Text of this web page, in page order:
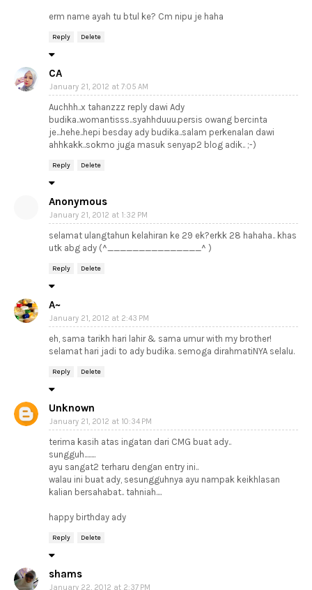
erm name ayah tu btul ke? Cm nipu je haha
Reply Delete
CA
January 21, 2012 at 7:05 AM
Auchhh..x tahanzzz reply dawi Ady
budika..womantisss..syahhduuu.persis owang bercinta
je...hehe..hepi besday ady budika..salam perkenalan dawi
ahhkakk..sokmo juga masuk senyap2 blog adik.. ;-)
Reply Delete
Anonymous
January 21, 2012 at 1:32 PM
selamat ulangtahun kelahiran ke 29 ek?erkk 28 hahaha.. khas
utk abg ady (^_______________^ )
Reply Delete
A~
January 21, 2012 at 2:43 PM
eh, sama tarikh hari lahir & sama umur with my brother!
selamat hari jadi to ady budika. semoga dirahmatiNYA selalu.
Reply Delete
Unknown
January 21, 2012 at 10:34 PM
terima kasih atas ingatan dari CMG buat ady..
sungguh........
ayu sangat2 terharu dengan entry ini..
walau ini buat ady, sesungguhnya ayu nampak keikhlasan
kalian bersahabat.. tahniah....
happy birthday ady
Reply Delete
shams
January 22, 2012 at 2:37 PM